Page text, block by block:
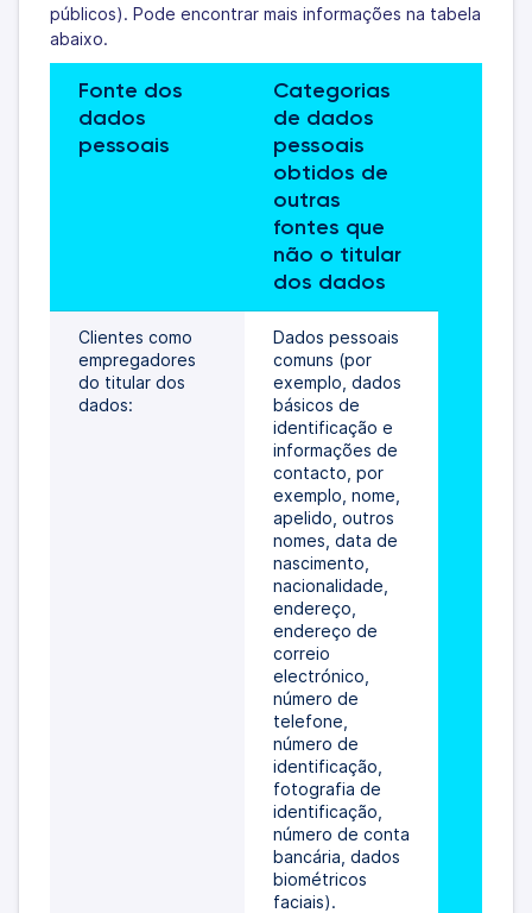
públicos). Pode encontrar mais informações na tabela
abaixo.
Fonte dos
dados
pessoais
Categorias
de dados
pessoais
obtidos de
outras
fontes que
não o titular
dos dados
Clientes como
empregadores
do titular dos
dados:
Dados pessoais
comuns (por
exemplo, dados
básicos de
identificação e
informações de
contacto, por
exemplo, nome,
apelido, outros
nomes, data de
nascimento,
nacionalidade,
endereço,
endereço de
correio
electrónico,
número de
telefone,
número de
identificação,
fotografia de
identificação,
número de conta
bancária, dados
biométricos
faciais).